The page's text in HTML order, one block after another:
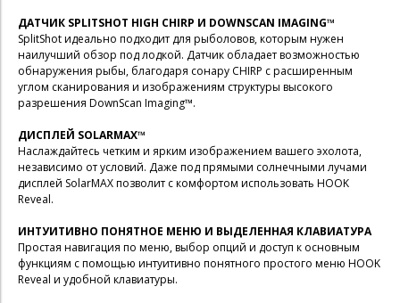
ДАТЧИК SPLITSHOT HIGH CHIRP И DOWNSCAN IMAGING™
SplitShot идеально подходит для рыболовов, которым нужен
наилучший обзор под лодкой. Датчик обладает возможностью
обнаружения рыбы, благодаря сонару CHIRP с расширенным
углом сканирования и изображениям структуры высокого
разрешения DownScan Imaging™.
ДИСПЛЕЙ SOLARMAX™
Наслаждайтесь четким и ярким изображением вашего эхолота,
независимо от условий. Даже под прямыми солнечными лучами
дисплей SolarMAX позволит с комфортом использовать HOOK
Reveal.
ИНТУИТИВНО ПОНЯТНОЕ МЕНЮ И ВЫДЕЛЕННАЯ КЛАВИАТУРА
Простая навигация по меню, выбор опций и доступ к основным
функциям с помощью интуитивно понятного простого меню HOOK
Reveal и удобной клавиатуры.